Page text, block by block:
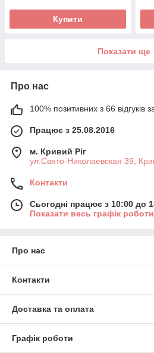
Купити
Показати ще
Про нас
100% позитивних з 66 відгуків
Працює з 25.08.2016
м. Кривий Ріг
ул.Свято-Николаевская 39,
Контакти
Сьогодні працює з 10:00 до
Показати весь графік роботи
Про нас
Контакти
Доставка та оплата
Графік роботи